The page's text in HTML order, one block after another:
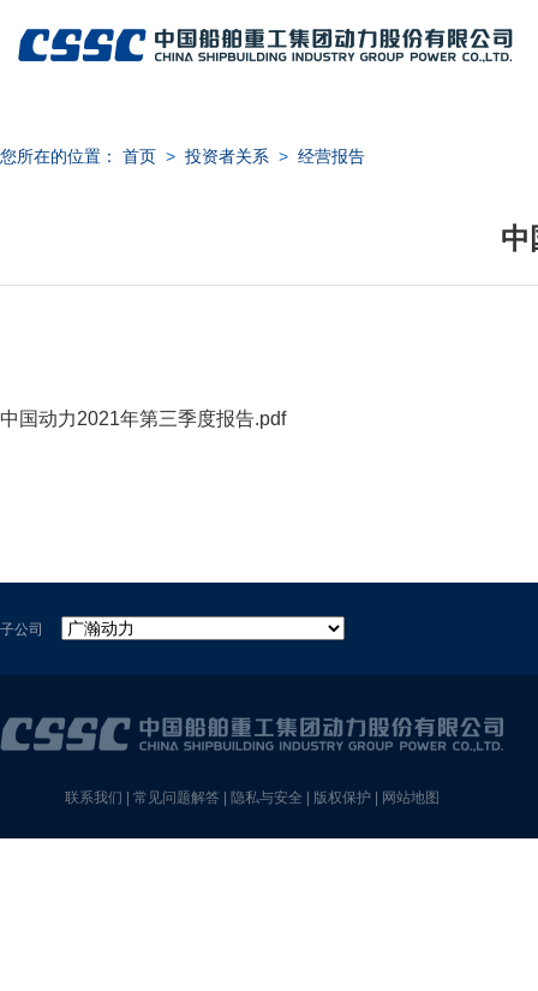
您所在的位置： 首页 > 投资者关系 > 经营报告
中
中国动力2021年第三季度报告.pdf
子公司
联系我们 常见问题解答 隐私与安全 版权保护 网站地图